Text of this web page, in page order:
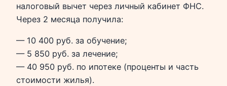
налоговый вычет через личный кабинет ФНС.
Через 2 месяца получила:
— 10 400 руб. за обучение;
— 5 850 руб. за лечение;
— 40 950 руб. по ипотеке (проценты и часть
стоимости жилья).